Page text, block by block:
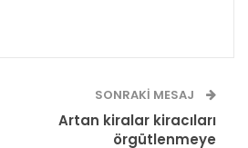
SONRAKI MESAJ
Artan kiralar kiracıları
örgütlenmeye